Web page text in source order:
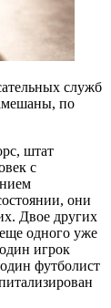
служб
по
штат
с
они
Двое других
одного уже
игрок
футболист